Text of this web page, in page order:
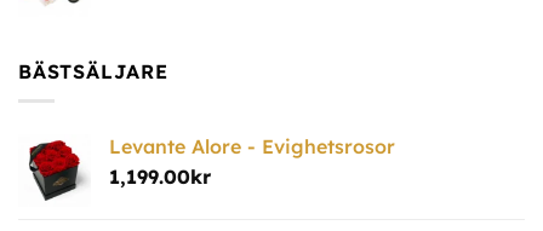
BÄSTSÄLJARE
Levante Alore - Evighetsrosor
1,199.00kr